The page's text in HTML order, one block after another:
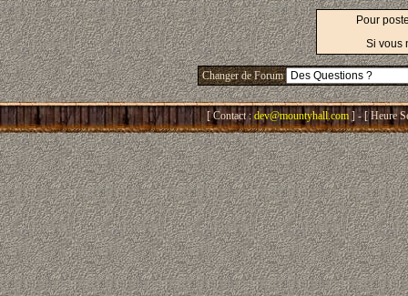
Pour
Si vous
Changer de Forum
[ Contact : dev@mountyhall.com ] - [ Heure